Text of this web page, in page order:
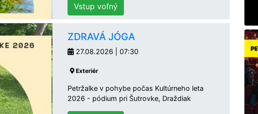
Vstup voľný
ZDRAVÁ JÓGA
27.08.2026 | 07:30
Exteriér
Petržalke v pohybe počas Kultúrneho leta
2026 - pódium pri Šutrovke, Draždiak